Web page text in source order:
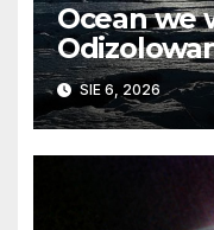
Ocean we
barierę
SIE 6, 2026